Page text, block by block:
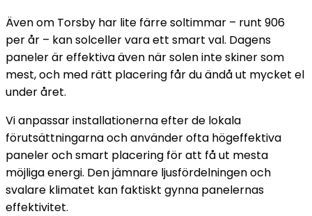
Även om Torsby har lite färre soltimmar – runt 906
per år – kan solceller vara ett smart val. Dagens
paneler är effektiva även när solen inte skiner som
mest, och med rätt placering får du ändå ut mycket el
under året.
Vi anpassar installationerna efter de lokala
förutsättningarna och använder ofta högeffektiva
paneler och smart placering för att få ut mesta
möjliga energi. Den jämnare ljusfördelningen och
svalare klimatet kan faktiskt gynna panelernas
effektivitet.